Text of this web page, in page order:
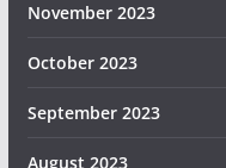
November 2023
October 2023
September 2023
August 2023